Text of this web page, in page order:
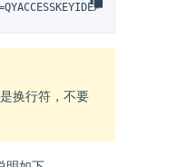
是换行符，不要